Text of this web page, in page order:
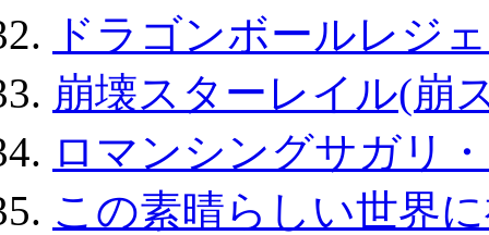
ドラゴンボールレジ
崩壊スターレイル(崩
ロマンシングサガリ
この素晴らしい世界